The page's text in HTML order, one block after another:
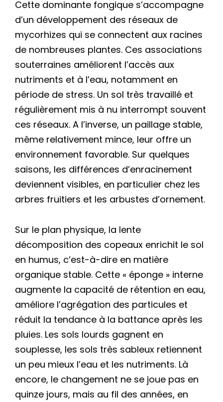
Cette dominante fongique s’accompagne
d’un développement des réseaux de
mycorhizes qui se connectent aux racines
de nombreuses plantes. Ces associations
souterraines améliorent l’accès aux
nutriments et à l’eau, notamment en
période de stress. Un sol très travaillé et
régulièrement mis à nu interrompt souvent
ces réseaux. A l’inverse, un paillage stable,
même relativement mince, leur offre un
environnement favorable. Sur quelques
saisons, les différences d’enracinement
deviennent visibles, en particulier chez les
arbres fruitiers et les arbustes d’ornement.
Sur le plan physique, la lente
décomposition des copeaux enrichit le sol
en humus, c’est-à-dire en matière
organique stable. Cette « éponge » interne
augmente la capacité de rétention en eau,
améliore l’agrégation des particules et
réduit la tendance à la battance après les
pluies. Les sols lourds gagnent en
souplesse, les sols très sableux retiennent
un peu mieux l’eau et les nutriments. Là
encore, le changement ne se joue pas en
quinze jours, mais au fil des années, en